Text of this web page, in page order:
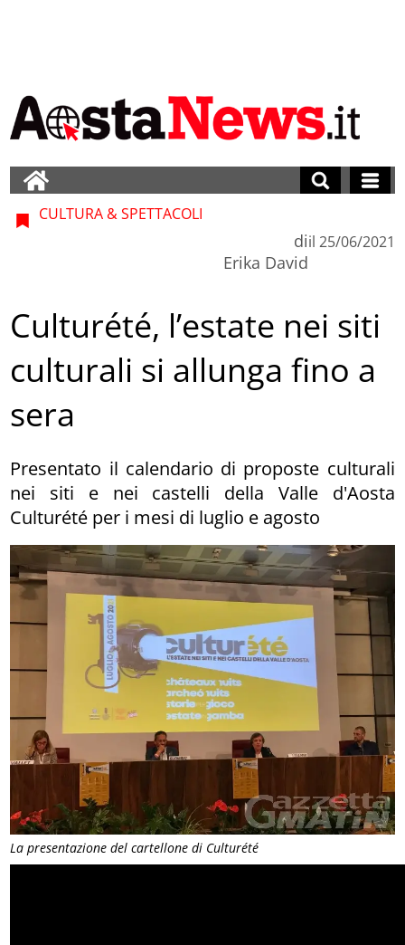
La presentazione del cartellone di Culturété
CULTURA & SPETTACOLI
di
Erika David
il 25/06/2021
Culturété, l’estate nei siti
culturali si allunga fino a
sera
Presentato il calendario di proposte culturali
nei siti e nei castelli della Valle d'Aosta
Culturété per i mesi di luglio e agosto